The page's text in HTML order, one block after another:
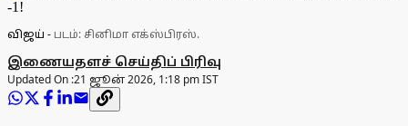
விஜய் - படம்: சினிமா எக்ஸ்பிரஸ்.
இணையதளச் செய்திப் பிரிவு
Updated On :21 ஜூன் 2026, 1:18 pm IST